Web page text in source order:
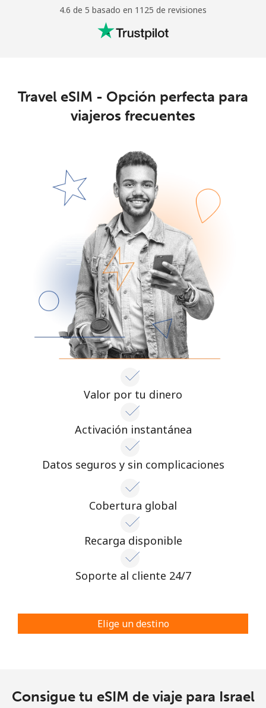
4.6 de 5 basado en 1125 de revisiones
Travel eSIM - Opción perfecta para
viajeros frecuentes
Valor por tu dinero
Activación instantánea
Datos seguros y sin complicaciones
Cobertura global
Recarga disponible
Soporte al cliente 24/7
Elige un destino
Consigue tu eSIM de viaje para Israel